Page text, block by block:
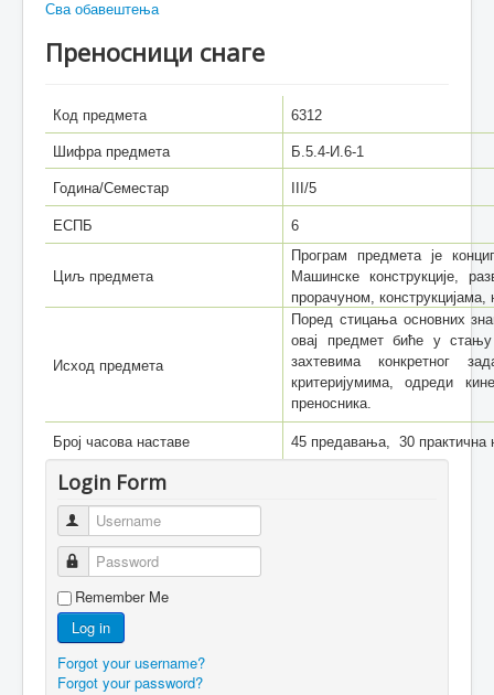
Сва обавештења
Преносници снаге
Код предмета 6312
Шифра предмета Б.5.4-И.6-1
Година/Семестар III/5
ЕСПБ 6
Циљ предмета
Програм предмета је
Машинске конструкције,
прорачуном,
Исход предмета
Поред стицања основних
овај предмет биће у
захтевима конкретног
критеријумима,одреди
преносника.
Број часова наставе 45 предавања, 30 практична
Login Form
Username
Password
Remember Me
Log in
Forgot your username?
Forgot your password?